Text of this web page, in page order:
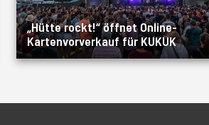
„Hütte rockt!“ öffnet Online-
Kartenvorverkauf für KUKUK